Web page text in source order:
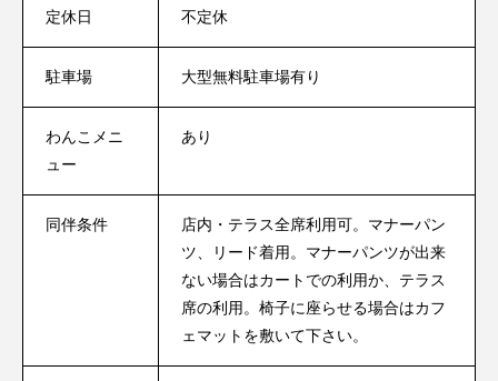
定休日 不定休
駐車場 大型無料駐車場有り
わんこメニ
ュー
あり
同伴条件
店内・テラス全席利用可。マナーパン
ツ、リード着用。マナーパンツが出来
ない場合はカートでの利用か、テラス
席の利用。椅子に座らせる場合はカフ
ェマットを敷いて下さい。